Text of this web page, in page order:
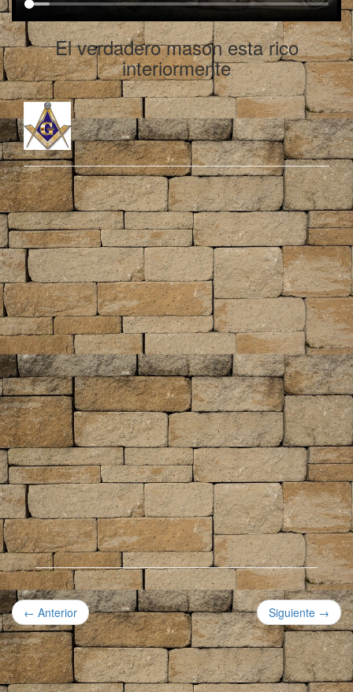
El verdadero mason esta rico
interiormente
← Anterior Siguiente →